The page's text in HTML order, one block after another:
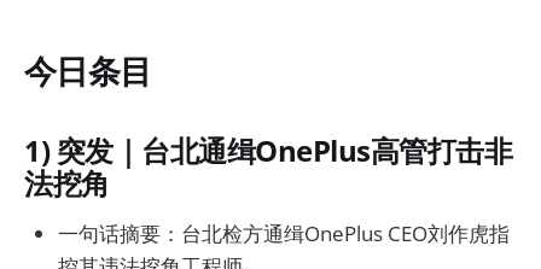
今日条目
1) 突发｜台北通缉OnePlus高管打击非
法挖角
一句话摘要：台北检方通缉OnePlus CEO刘作虎指